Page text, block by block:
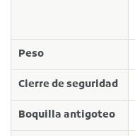
Peso
Cierre de seguridad
Boquilla antigoteo